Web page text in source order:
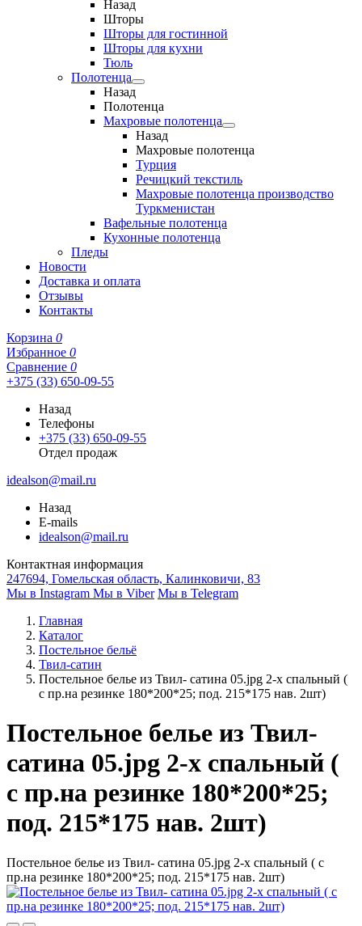
Назад
Шторы
Шторы для гостинной
Шторы для кухни
Тюль
Полотенца
Назад
Полотенца
Махровые полотенца
Назад
Махровые полотенца
Турция
Речицкий текстиль
Махровые полотенца производство
Туркменистан
Вафельные полотенца
Кухонные полотенца
Пледы
Новости
Доставка и оплата
Отзывы
Контакты
Корзина 0
Избранное 0
Сравнение 0
+375 (33) 650-09-55
Назад
Телефоны
+375 (33) 650-09-55
Отдел продаж
idealson@mail.ru
Назад
E-mails
idealson@mail.ru
Контактная информация
247694, Гомельская область, Калинковичи, 83
Мы в Instagram Мы в Viber Мы в Telegram
Главная
Каталог
Постельное бельё
Твил-сатин
Постельное белье из Твил- сатина 05.jpg 2-х спальный (
с пр.на резинке 180*200*25; под. 215*175 нав. 2шт)
Постельное белье из Твил-
сатина 05.jpg 2-х спальный (
с пр.на резинке 180*200*25;
под. 215*175 нав. 2шт)
Постельное белье из Твил- сатина 05.jpg 2-х спальный ( с
пр.на резинке 180*200*25; под. 215*175 нав. 2шт)